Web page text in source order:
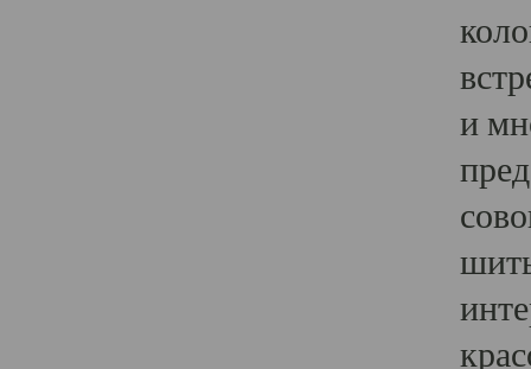
и